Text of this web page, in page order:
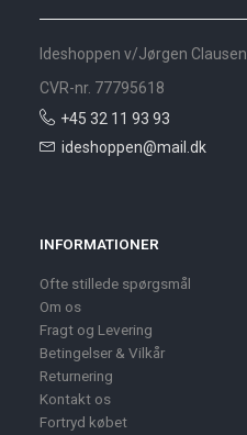
Ideshoppen v/Jørgen Clausen
CVR-nr. 77795618
+45 32 11 93 93
ideshoppen@mail.dk
INFORMATIONER
Ofte stillede spørgsmål
Om os
Fragt og Levering
Betingelser & Vilkår
Returnering
Kontakt os
Fortryd købet